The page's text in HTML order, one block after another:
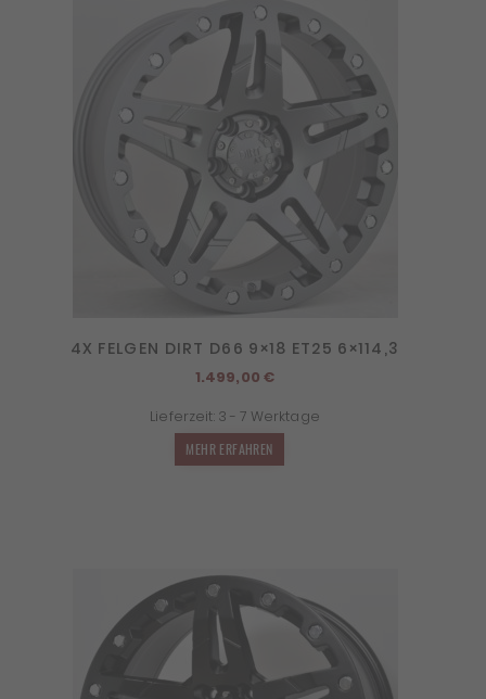
4X FELGEN DIRT D66 9×18 ET25 6×114,3
1.499,00€
Lieferzeit: 3 - 7 Werktage
MEHR ERFAHREN